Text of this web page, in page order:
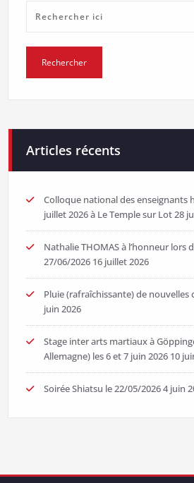
Articles récents
Colloque national des enseignants
juillet 2026 à Le Temple sur Lot28
Nathalie THOMAS à l’honneur lors
27/06/2026 16 juillet 2026
Pluie (rafraîchissante) de nouvelles
juin 2026
Stage inter arts martiaux à
Allemagne) les 6 et 7 juin 2026 10
Soirée Shiatsu le 22/05/20264 juin